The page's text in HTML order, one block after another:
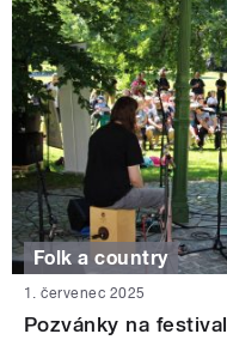
Folk a country
1. červenec 2025
Pozvánky na